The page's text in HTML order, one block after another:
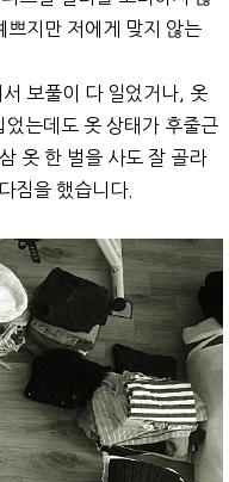
쁘지만 저에게 맞지 않는
보풀이 다 일었거나, 옷
었는데도 옷 상태가 후줄근
옷 한 벌을 사도 잘 골라
짐을 했습니다.